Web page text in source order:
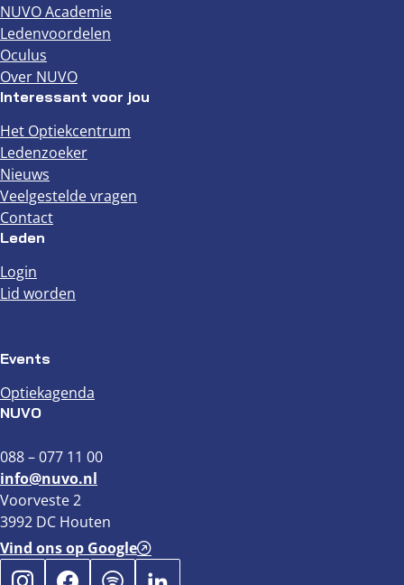
NUVO Academie
Ledenvoordelen
Oculus
Over NUVO
Interessant voor jou
Het Optiekcentrum
Ledenzoeker
Nieuws
Veelgestelde vragen
Contact
Leden
Login
Lid worden
Events
Optiekagenda
NUVO
088 – 077 11 00
info@nuvo.nl
Voorveste 2
3992 DC Houten
Vind ons op Google